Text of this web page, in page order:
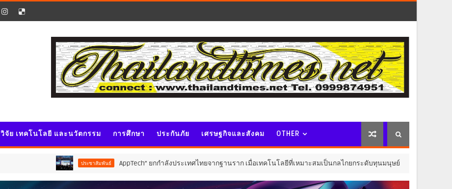
วิจัย เทคโนโลยี และนวัตกรรม การศึกษา ประกันภัย เศรษฐกิจและสังคม OTHER
AppTech”​ ยกกำลังประเทศไทยจากฐานราก เมื่อเทคโนโลยีที่เหมาะสมเป็นกลไกยกระดับทุนมนุษย์ ไลฟ์สไตล์